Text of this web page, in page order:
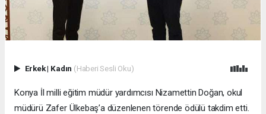
Erkek| Kadın (Haberi Sesli Oku)
Konya İl milli eğitim müdür yardımcısı Nizamettin Doğan, okul
müdürü Zafer Ülkebaş’a düzenlenen törende ödülü takdim etti.